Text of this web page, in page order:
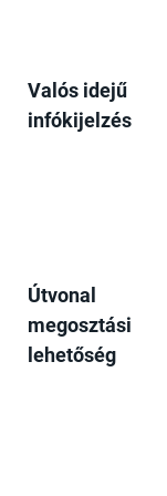
Valós idejű
infókijelzés
Útvonal
megosztási
lehetőség